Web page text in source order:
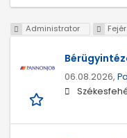
Administrator Fejér
06.08.2026,